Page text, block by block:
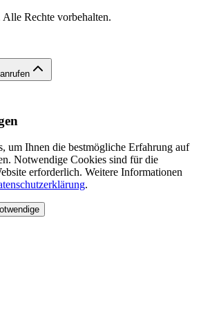
Rechte vorbehalten.
um Ihnen die bestmögliche Erfahrung auf
Notwendige Cookies sind für die
erforderlich. Weitere Informationen
.